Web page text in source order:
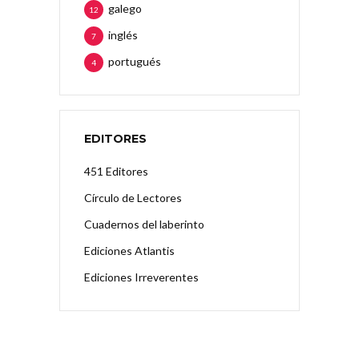
galego
12
inglés
7
portugués
4
EDITORES
451 Editores
Círculo de Lectores
Cuadernos del laberinto
Ediciones Atlantis
Ediciones Irreverentes